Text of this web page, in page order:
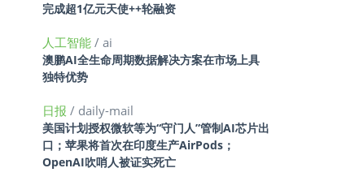
完成超1亿元天使++轮融资
人工智能 / ai
澳鹏AI全生命周期数据解决方案在市场上具
独特优势
日报 / daily-mail
美国计划授权微软等为“守门人”管制AI芯片出
口；苹果将首次在印度生产AirPods；
OpenAI吹哨人被证实死亡